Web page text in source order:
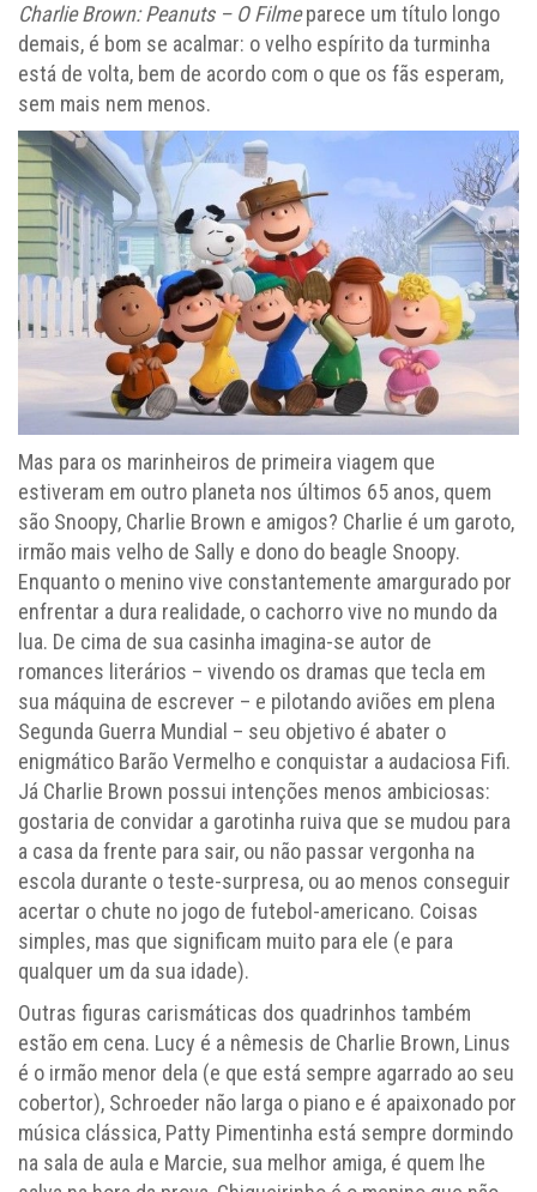
Charlie Brown: Peanuts – O Filmeparece um título longo
demais, é bom se acalmar: o velho espírito da turminha
está de volta, bem de acordo com o que os fãs esperam,
sem mais nem menos.
Mas para os marinheiros de primeira viagem que
estiveram em outro planeta nos últimos 65 anos, quem
são Snoopy, Charlie Brown e amigos? Charlie é um garoto,
irmão mais velho de Sally e dono do beagle Snoopy.
Enquanto o menino vive constantemente amargurado por
enfrentar a dura realidade, o cachorro vive no mundo da
lua. De cima de sua casinha imagina-se autor de
romances literários – vivendo os dramas que tecla em
sua máquina de escrever – e pilotando aviões em plena
Segunda Guerra Mundial – seu objetivo é abater o
enigmático Barão Vermelho e conquistar a audaciosa Fifi.
Já Charlie Brown possui intenções menos ambiciosas:
gostaria de convidar a garotinha ruiva que se mudou para
a casa da frente para sair, ou não passar vergonha na
escola durante o teste-surpresa, ou ao menos conseguir
acertar o chute no jogo de futebol-americano. Coisas
simples, mas que significam muito para ele (e para
qualquer um da sua idade).
Outras figuras carismáticas dos quadrinhos também
estão em cena. Lucy é a nêmesis de Charlie Brown, Linus
é o irmão menor dela (e que está sempre agarrado ao seu
cobertor), Schroeder não larga o piano e é apaixonado por
música clássica, Patty Pimentinha está sempre dormindo
na sala de aula e Marcie, sua melhor amiga, é quem lhe